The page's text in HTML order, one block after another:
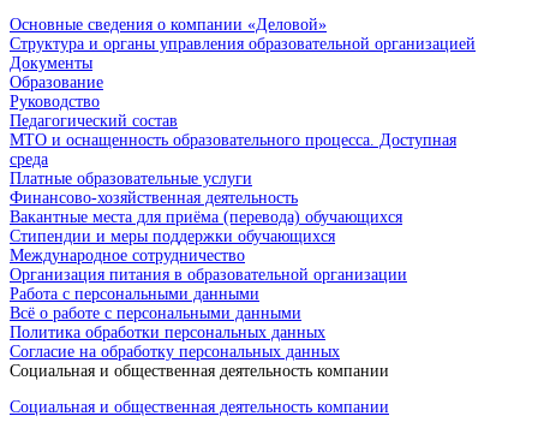
Основные сведения о компании «Деловой»
Структура и органы управления образовательной организацией
Документы
Образование
Руководство
Педагогический состав
МТО и оснащенность образовательного процесса. Доступная
среда
Платные образовательные услуги
Финансово-хозяйственная деятельность
Вакантные места для приёма (перевода) обучающихся
Стипендии и меры поддержки обучающихся
Международное сотрудничество
Организация питания в образовательной организации
Работа с персональными данными
Всё о работе с персональными данными
Политика обработки персональных данных
Согласие на обработку персональных данных
Социальная и общественная деятельность компании
Социальная и общественная деятельность компании